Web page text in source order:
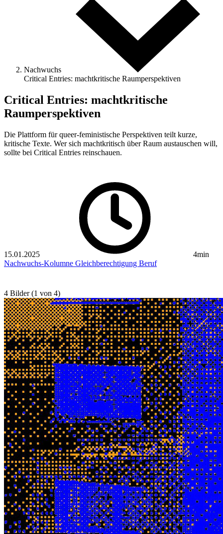
Nachwuchs
Critical Entries: machtkritische Raumperspektiven
Critical Entries: machtkritische
Raumperspektiven
Die Plattform für queer-feministische Perspektiven teilt kurze,
kritische Texte. Wer sich machtkritisch über Raum austauschen will,
sollte bei Critical Entries reinschauen.
15.01.2025
4min
Nachwuchs-Kolumne Gleichberechtigung Beruf
4 Bilder (1 von 4)